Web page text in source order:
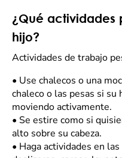
¿Qué actividades
hijo?
Actividades de trabajo
• Use chalecos o una
chaleco o las pesas si
moviendo activamente.
• Se estire como si
alto sobre su cabeza.
• Haga actividades en